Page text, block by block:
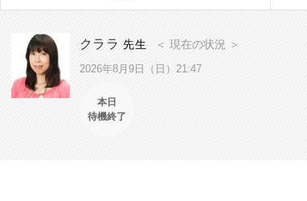
クララ 先生 ＜ 現在の状況 ＞
2026年8月9日（日）21:47
本日
待機終了